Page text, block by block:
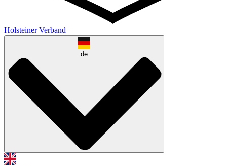
Holsteiner Verband
de